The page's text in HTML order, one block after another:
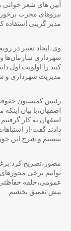
آیین های شعر خوانی
نیروهای مجرب
مدیر گزینی استفاده
وی،ایجاد تغییر در
شهرداری سازمان‌ها
کنند را اولویت اول
مدیریت شهرداری و
رئیس کمیسیون
اصفهان،با بیان
اصفهان به کار
دادند گفت:از
نیستیم و شرح این
مصور،تصریح
توانیم برخی
عمومی،حلقه
پیش تعمیق بخشیم.